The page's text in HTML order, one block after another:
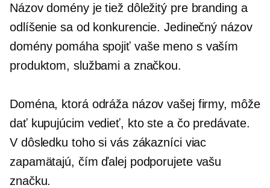
Názov domény je tiež dôležitý pre branding a
odlíšenie sa od konkurencie. Jedinečný názov
domény pomáha spojiť vaše meno s vaším
produktom, službami a značkou.
Doména, ktorá odráža názov vašej firmy, môže
dať kupujúcim vedieť, kto ste a čo predávate.
V dôsledku toho si vás zákazníci viac
zapamätajú, čím ďalej podporujete vašu
značku.